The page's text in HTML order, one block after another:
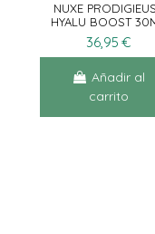
NUXE
HYALU BOOST
36,95 €
Añadir al
carrito